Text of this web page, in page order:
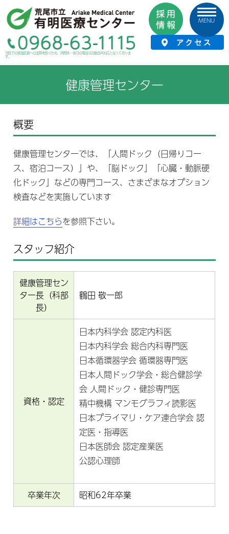
当院での救急医療への支障を防ぐため、時間外・休日の電話は自動音声対応となっておりま
す。
MENU
HOME › 当院について › 施設案内 › 健康管理センター
健康管理センター
概要
健康管理センターでは、「人間ドック（日帰りコー
ス、宿泊コース）」や、「脳ドック」「心臓・動脈硬
化ドック」などの専門コース、さまざまなオプション
検査などを実施しています
詳細はこちらを参照下さい。
スタッフ紹介
健康管理セン
ター長（科部
長）
鶴田 敬一郎
資格・認定
日本内科学会 認定内科医
日本内科学会 総合内科専門医
日本循環器学会 循環器専門医
日本人間ドック学会・総合健診学
会 人間ドック・健診専門医
精中機構 マンモグラフィ読影医
日本プライマリ・ケア連合学会 認
定医・指導医
日本医師会 認定産業医
公認心理師
卒業年次 昭和62年卒業